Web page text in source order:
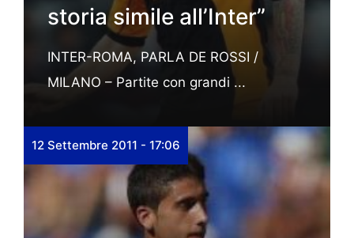
storia simile all’Inter”
INTER-ROMA, PARLA DE ROSSI /
MILANO – Partite con grandi ...
12 Settembre 2011 - 17:06